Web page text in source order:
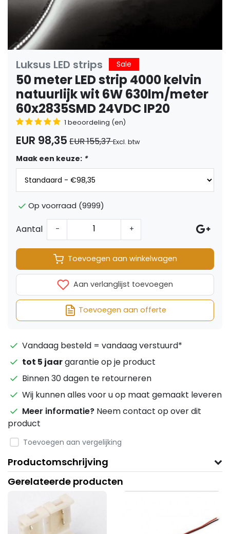
Luksus LED strips Sale
50 meter LED strip 4000 kelvin
natuurlijk wit 6W 630lm/meter
60x2835SMD 24VDC IP20
1 beoordeling (en)
EUR 98,35 EUR 155,37Excl. btw
Maak een keuze: *
Op voorraad (9999)
Aantal - +
Toevoegen aan winkelwagen
Aan verlanglijst toevoegen
Toevoegen aan offerte
Vandaag besteld = vandaag verstuurd*
tot 5 jaargarantie op je product
Binnen 30 dagen te retourneren
Wij kunnen alles voor u op maat gemaakt leveren
Meer informatie? Neem contact op over dit
product
Toevoegen aan vergelijking
Productomschrijving
Gerelateerde producten